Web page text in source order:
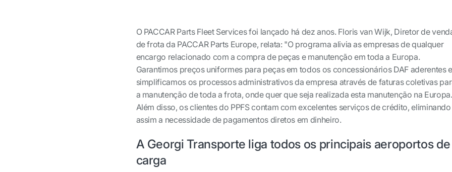
O PACCAR Parts Fleet Services foi lançado há dez anos. Floris van Wijk, Diretor de
de frota da PACCAR Parts Europe, relata: "O programa alivia as empresas de qualquer
encargo relacionado com a compra de peças e manutenção em toda a Europa.
Garantimos preços uniformes para peças em todos os concessionários DAF aderentes e
simplificamos os processos administrativos da empresa através de faturas coletivas
a manutenção de toda a frota, onde quer que seja realizada esta manutenção na Europa.
Além disso, os clientes do PPFS contam com excelentes serviços de crédito, eliminando
assim a necessidade de pagamentos diretos em dinheiro.
A Georgi Transporte liga todos os principais aeroportos de
carga